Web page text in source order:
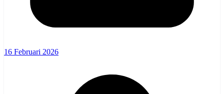
16 Februari 2026